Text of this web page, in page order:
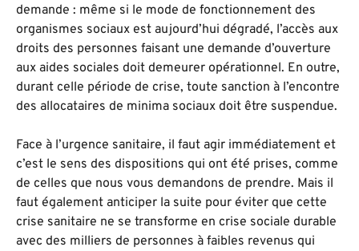
demande : même si le mode de fonctionnement des
organismes sociaux est aujourd’hui dégradé, l’accès aux
droits des personnes faisant une demande d’ouverture
aux aides sociales doit demeurer opérationnel. En outre,
durant celle période de crise, toute sanction à l’encontre
des allocataires de minima sociaux doit être suspendue.
Face à l’urgence sanitaire, il faut agir immédiatement et
c’est le sens des dispositions qui ont été prises, comme
de celles que nous vous demandons de prendre. Mais il
faut également anticiper la suite pour éviter que cette
crise sanitaire ne se transforme en crise sociale durable
avec des milliers de personnes à faibles revenus qui